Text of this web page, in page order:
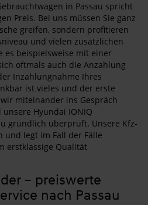
in Passau spricht
Preis. Bei uns müssen Sie ganz
greifen, sondern profitieren
und vielen zusätzlichen
es beispielsweise mit einer
oftmals auch die Anzahlung
Inzahlungnahme Ihres
ist vieles und der erste
miteinander ins Gespräch
Hyundai IONIQ
gründlich überprüft. Unsere Kfz-
und legt im Fall der Fälle
erstklassige Qualität
– preiswerte
nach Passau